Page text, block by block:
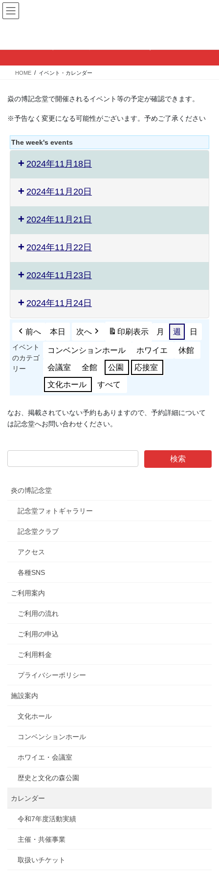
コ
ン
ス
ナ
ビ
ン
HOME イベント・カレンダー
焱の博記念堂で開催されるイベント等の予定が確認できます。
※予告なく変更になる可能性がございます。予めご了承ください
The week's events
2024年11月18日
2024年11月20日
2024年11月21日
2024年11月22日
2024年11月23日
2024年11月24日
前へ 本日 次へ 印刷表示 月 週 日
イベント
のカテゴ
リー
コンベンションホール ホワイエ 休館
会議室 全館 公園 応接室
文化ホール すべて
なお、掲載されていない予約もありますので、予約詳細について
は記念堂へお問い合わせください。
炎の博記念堂
記念堂フォトギャラリー
記念堂クラブ
アクセス
各種SNS
ご利用案内
ご利用の流れ
ご利用の申込
ご利用料金
プライバシーポリシー
施設案内
文化ホール
コンベンションホール
ホワイエ・会議室
歴史と文化の森公園
カレンダー
令和7年度活動実績
主催・共催事業
取扱いチケット